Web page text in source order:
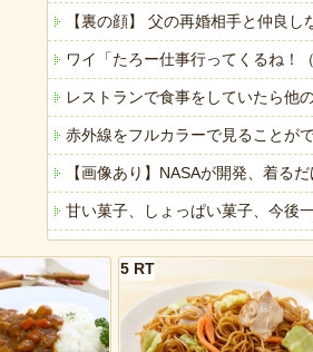
【裏の顔】 父の再婚相手と仲良
ワイ「たろー仕事行ってくるね！
レストランで食事をしていたら
赤外線をフルカラーで見ることが
【画像あり】NASAが開発、着る
甘い菓子、しょっぱい菓子、今後
日本韓国台湾「少子化です」←わ
【衝撃】韓国で売っている目覚ま
5 RT